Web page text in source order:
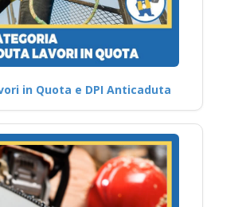
in Quota e DPI Anticaduta